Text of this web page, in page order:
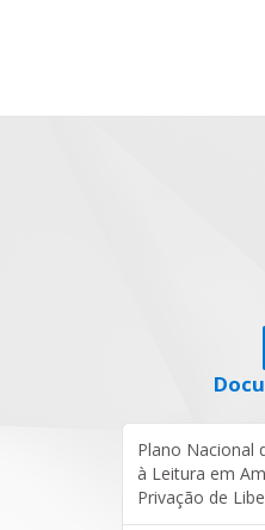
Plano Nacional
à Leitura em
Privação de